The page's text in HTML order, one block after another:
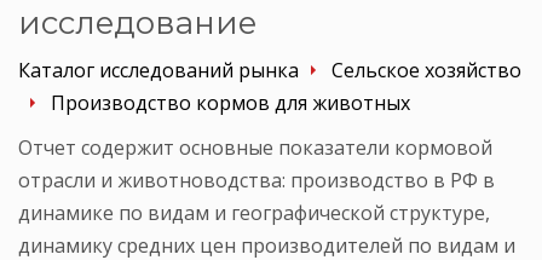
исследование
Каталог исследований рынка
Сельское хозяйство
Производство кормов для животных
Отчет содержит основные показатели кормовой
отрасли и животноводства: производство в РФ в
динамике по видам и географической структуре,
динамику средних цен производителей по видам и